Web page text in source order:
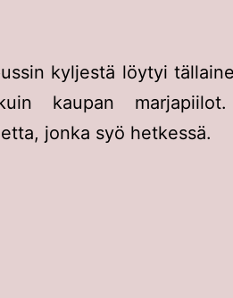
kyljestä löytyi
kaupan marjapiilot.
jonka syö hetkessä.